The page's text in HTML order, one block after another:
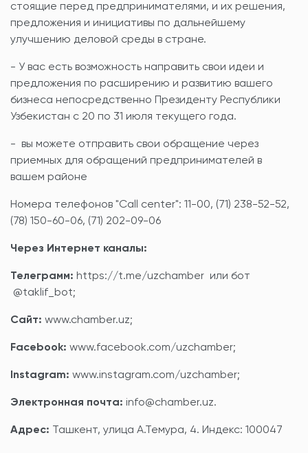
стоящие перед предпринимателями, и их решения,
предложения и инициативы по дальнейшему
улучшению деловой среды в стране.
- У вас есть возможность направить свои идеи и
предложения по расширению и развитию вашего
бизнеса непосредственно Президенту Республики
Узбекистан с 20 по 31 июля текущего года.
- вы можете отправить свои обращение через
приемных для обращений предпринимателей в
вашем районе
Номера телефонов "Call center": 11-00, (71) 238-52-52,
(78) 150-60-06, (71) 202-09-06
Через Интернет каналы:
Телеграмм: https://t.me/uzchamber или бот
@taklif_bot;
Сайт: www.chamber.uz;
Facebook: www.facebook.com/uzchamber;
Instagram: www.instagram.com/uzchamber;
Электронная почта: info@chamber.uz.
Адрес: Ташкент, улица А.Темура, 4. Индекс: 100047